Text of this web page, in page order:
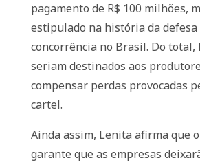
pagamento de R$ 100 milhões,
estipulado na história da defesa
concorrência no Brasil. Do total,
seriam destinados aos
compensar perdas provocadas
cartel.
Ainda assim, Lenita afirma que
garante que as empresas